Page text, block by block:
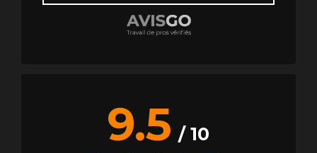
9.5 / 10